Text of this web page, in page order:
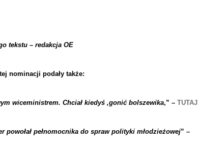
tekstu – redakcja OE
nominacji podały także:
wiceministrem. Chciał kiedyś ‚gonić bolszewika‚” – TUTAJ
powołał pełnomocnika do spraw polityki młodzieżowej” –